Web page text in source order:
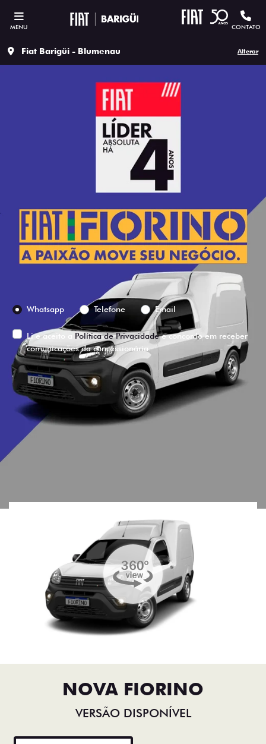
MENU CONTATO
Fiat Barigüi - Blumenau Alterar
ESTOU INTERESSADO
Versão escolhida
Whatsapp
Telefone Email
Li e aceito a Política de Privacidadee concordo em receber
comunicações da concessionária.
ENTRAR EM CONTATO
VISUALIZE O
NOVA FIORINO
VERSÃO DISPONÍVEL